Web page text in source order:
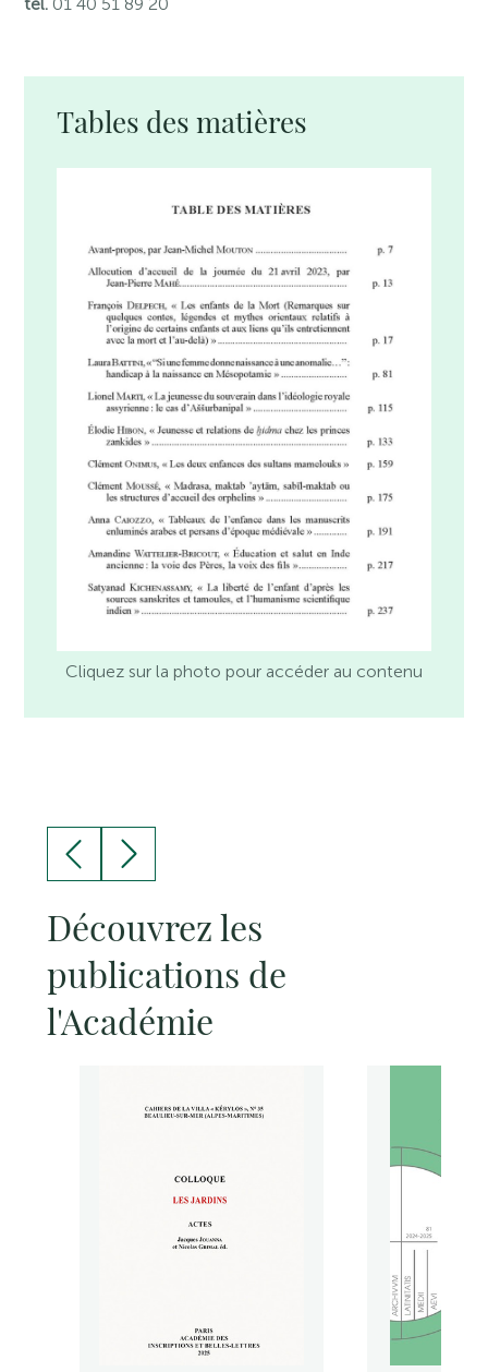
Tables des matières
Cliquez sur la photo pour accéder au contenu
Découvrez les
publications de
l'Académie